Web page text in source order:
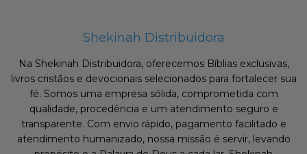
Shekinah Distribuidora
Na Shekinah Distribuidora, oferecemos Bíblias exclusivas,
livros cristãos e devocionais selecionados para fortalecer sua
fé. Somos uma empresa sólida, comprometida com
qualidade, procedência e um atendimento seguro e
transparente. Com envio rápido, pagamento facilitado e
atendimento humanizado, nossa missão é servir, levando